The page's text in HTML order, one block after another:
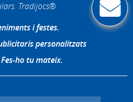
Tradijocs®
i festes.
personalitzats
ho tu mateix.